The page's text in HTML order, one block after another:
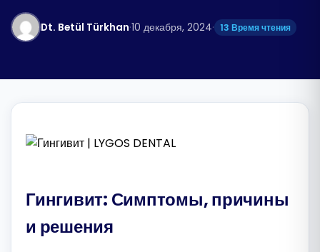
Español
Română
Dt. Betül Türkhan·10 декабря, 2024· 13 Время чтения
Гингивит: Симптомы, причины
и решения